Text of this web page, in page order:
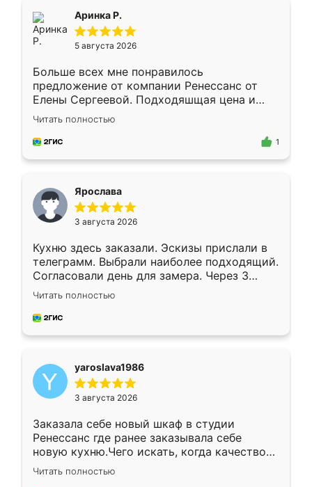
Аринка Р.
5 августа 2026
Больше всех мне понравилось
предложение от компании Ренессанс от
Елены Сергеевой. Подходяшщая цена и
короткие сроки изготовления. Приехавший
для замера сотрудник Владислав
предложил по моему эскизу самый
Читать полностью
1
Ярослава
3 августа 2026
Кухню здесь заказали. Эскизы прислали в
телеграмм. Выбрали наиболее подходящий.
Согласовали день для замера. Через 3
недели кухня была уже готова. Остались
довольны работой. Спасибо Ренессанс
мебель за качественную работу!
Читать полностью
yaroslava1986
3 августа 2026
Заказала себе новый шкаф в студии
Ренессанс где ранее заказывала себе
новую кухню.Чего искать, когда качеством
вполне довольна. Служит кухня уже почти
два года, нареканий нет.
Читать полностью